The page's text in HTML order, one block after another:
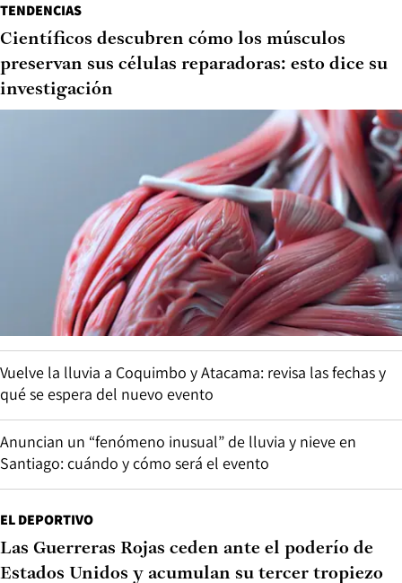
TENDENCIAS
Científicos descubren cómo los músculos
preservan sus células reparadoras: esto dice su
investigación
Vuelve la lluvia a Coquimbo y Atacama: revisa las fechas y
qué se espera del nuevo evento
Anuncian un “fenómeno inusual” de lluvia y nieve en
Santiago: cuándo y cómo será el evento
EL DEPORTIVO
Las Guerreras Rojas ceden ante el poderío de
Estados Unidos y acumulan su tercer tropiezo